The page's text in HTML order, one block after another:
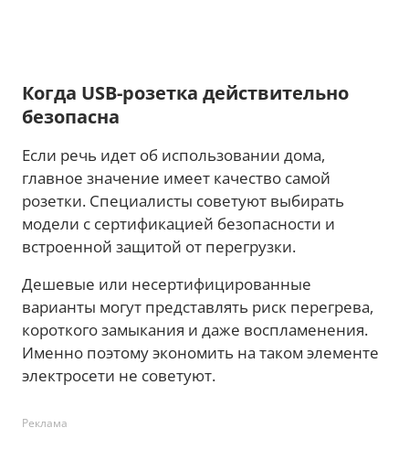
Когда USB-розетка действительно
безопасна
Если речь идет об использовании дома,
главное значение имеет качество самой
розетки. Специалисты советуют выбирать
модели с сертификацией безопасности и
встроенной защитой от перегрузки.
Дешевые или несертифицированные
варианты могут представлять риск перегрева,
короткого замыкания и даже воспламенения.
Именно поэтому экономить на таком элементе
электросети не советуют.
Реклама